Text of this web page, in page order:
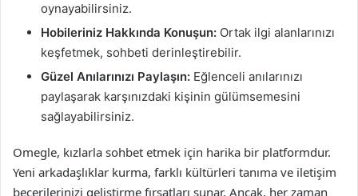
oynayabilirsiniz.
Hobileriniz Hakkında Konuşun: Ortak ilgi alanlarınızı
keşfetmek, sohbeti derinleştirebilir.
Güzel Anılarınızı Paylaşın: Eğlenceli anılarınızı
paylaşarak karşınızdaki kişinin gülümsemesini
sağlayabilirsiniz.
Omegle, kızlarla sohbet etmek için harika bir platformdur.
Yeni arkadaşlıklar kurma, farklı kültürleri tanıma ve iletişim
becerilerinizi geliştirme fırsatları sunar. Ancak, her zaman